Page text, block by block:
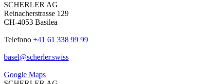
SCHERLER AG
Reinacherstrasse 129
CH-4053 Basilea
Telefono +41 61 338 99 99
basel@scherler.swiss
Google Maps